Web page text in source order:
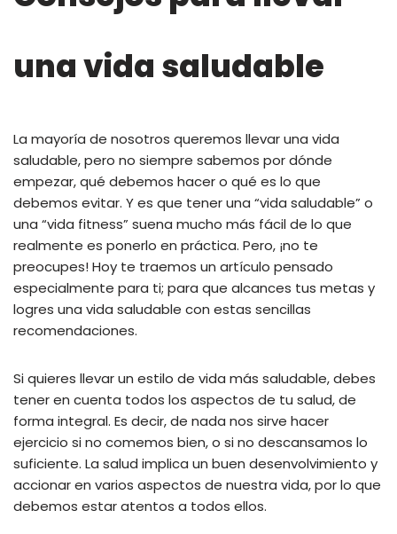
una vida saludable
La mayoría de nosotros queremos llevar una vida
saludable, pero no siempre sabemos por dónde
empezar, qué debemos hacer o qué es lo que
debemos evitar. Y es que tener una “vida saludable” o
una “vida fitness” suena mucho más fácil de lo que
realmente es ponerlo en práctica. Pero, ¡no te
preocupes! Hoy te traemos un artículo pensado
especialmente para ti; para que alcances tus metas y
logres una vida saludable con estas sencillas
recomendaciones.
Si quieres llevar un estilo de vida más saludable, debes
tener en cuenta todos los aspectos de tu salud, de
forma integral. Es decir, de nada nos sirve hacer
ejercicio si no comemos bien, o si no descansamos lo
suficiente. La salud implica un buen desenvolvimiento y
accionar en varios aspectos de nuestra vida, por lo que
debemos estar atentos a todos ellos.